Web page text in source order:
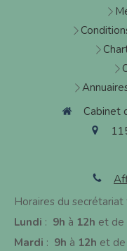
Cabinet
Horaires du
Lundi : 9h à 12h et de
Mardi : 9h à 12h et de